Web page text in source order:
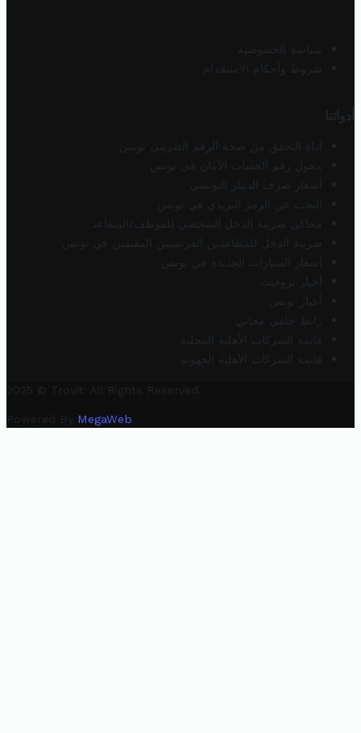
سياسة الخصوصية
شروط وأحكام الاستخدام
أدواتنا
أداة التحقق من صحة الرقم الضريبي تونس
محول رقم الحساب الآيبان في تونس
أسعار صرف الدينار التونسي
البحث عن الرمز البريدي في تونس
محاكي ضريبة الدخل الشخصي للموظف/المتقاعد
ضريبة الدخل للمتقاعدين الفرنسيين المقيمين في تونس
أسعار السيارات الجديدة في تونس
أخبار تروفيت
أخبار تونس
رابط خلفي مجاني
قائمة الشركات الأهلية المحلية
قائمة الشركات الأهلية الجهوية
2025 © Trovit. All Rights Reserved.
Powered By MegaWeb